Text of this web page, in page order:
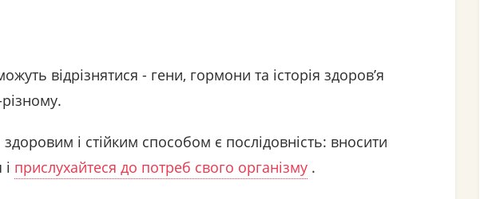
відрізнятися - гени, гормони та історія здоров’я
і стійким способом є послідовність: вносити
прислухайтеся до потреб свого організму .